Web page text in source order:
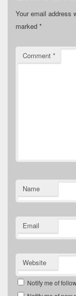
Your email address
marked *
Comment *
Name
Email
Website
Notify me of